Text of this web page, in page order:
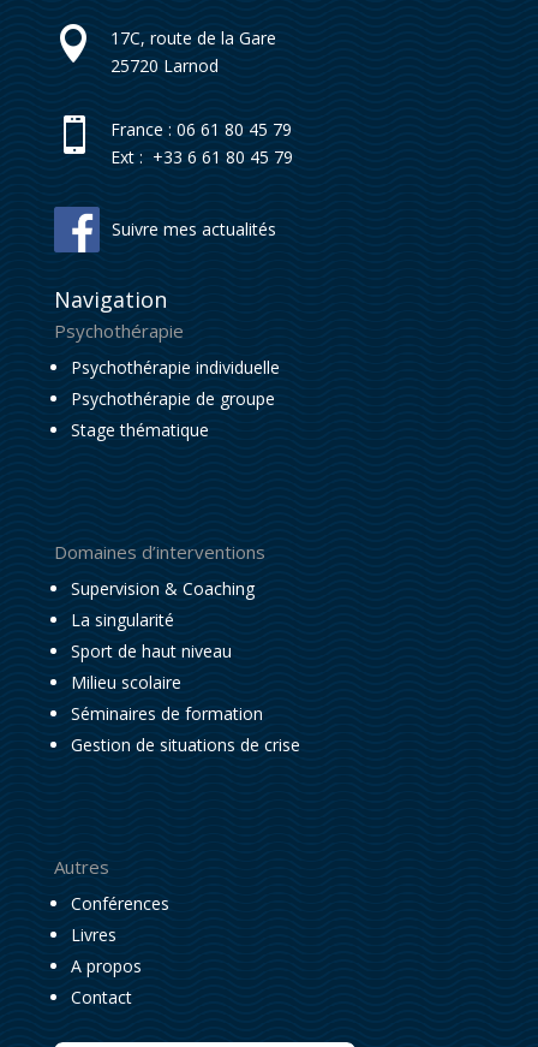

17C, route de la Gare
25720 Larnod

France : 06 61 80 45 79
Ext : +33 6 61 80 45 79
Suivre mes actualités
Navigation
Psychothérapie
Psychothérapie individuelle
Psychothérapie de groupe
Stage thématique
Domaines d’interventions
Supervision & Coaching
La singularité
Sport de haut niveau
Milieu scolaire
Séminaires de formation
Gestion de situations de crise
Autres
Conférences
Livres
A propos
Contact